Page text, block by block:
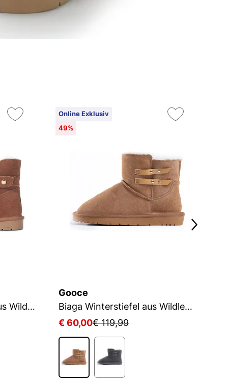
STELLA Winterstiefel aus Wildleder
Online Exklusiv
49%
Gooce
Biaga Winterstiefel aus Wildleder
€ 60,00€ 119,99